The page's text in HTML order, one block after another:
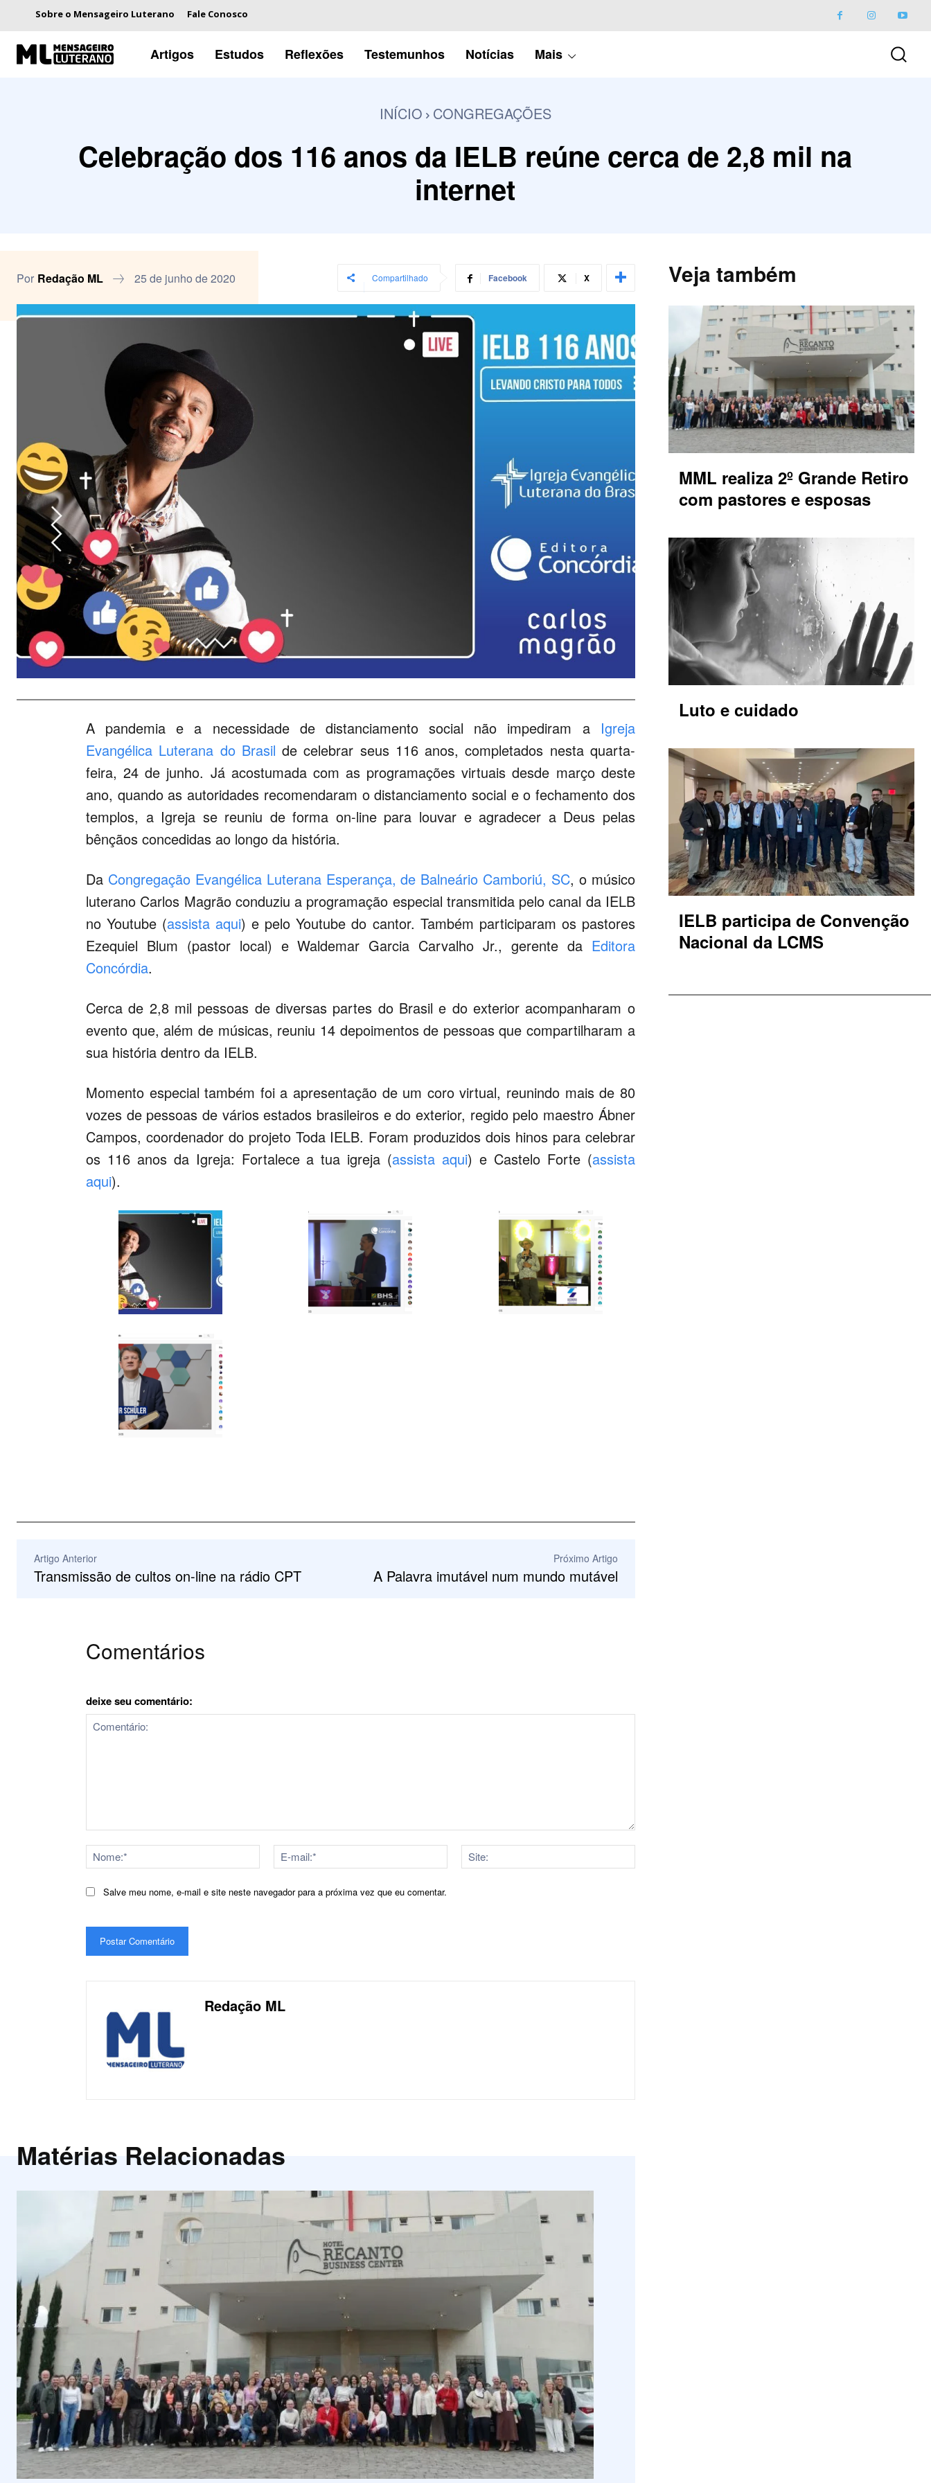
Sobre o Mensageiro Luterano Fale Conosco
Artigos Estudos Reflexões Testemunhos Notícias Mais
INÍCIO CONGREGAÇÕES
Celebração dos 116 anos da IELB reúne cerca de 2,8 mil na
internet
Por Redação ML 25 de junho de 2020 Compartilhado Facebook X
A pandemia e a necessidade de distanciamento social não impediram a Igreja
Evangélica Luterana do Brasil de celebrar seus 116 anos, completados nesta quarta-
feira, 24 de junho. Já acostumada com as programações virtuais desde março deste
ano, quando as autoridades recomendaram o distanciamento social e o fechamento dos
templos, a Igreja se reuniu de forma on-line para louvar e agradecer a Deus pelas
bênçãos concedidas ao longo da história.
Da Congregação Evangélica Luterana Esperança, de Balneário Camboriú, SC, o músico
luterano Carlos Magrão conduziu a programação especial transmitida pelo canal da IELB
no Youtube (assista aqui) e pelo Youtube do cantor. Também participaram os pastores
Ezequiel Blum (pastor local) e Waldemar Garcia Carvalho Jr., gerente da Editora
Concórdia.
Cerca de 2,8 mil pessoas de diversas partes do Brasil e do exterior acompanharam o
evento que, além de músicas, reuniu 14 depoimentos de pessoas que compartilharam a
sua história dentro da IELB.
Momento especial também foi a apresentação de um coro virtual, reunindo mais de 80
vozes de pessoas de vários estados brasileiros e do exterior, regido pelo maestro Ábner
Campos, coordenador do projeto Toda IELB. Foram produzidos dois hinos para celebrar
os 116 anos da Igreja: Fortalece a tua igreja (assista aqui) e Castelo Forte (assista
aqui).
Artigo Anterior
Transmissão de cultos on-line na rádio CPT
Próximo Artigo
A Palavra imutável num mundo mutável
Comentários
deixe seu comentário:
Nome:*
mail:*
Salve meu nome, e-mail e site neste navegador para a próxima vez que eu comentar.
Redação ML
Matérias Relacionadas
Veja também
MML realiza 2º Grande Retiro
com pastores e esposas
Luto e cuidado
IELB participa de Convenção
Nacional da LCMS